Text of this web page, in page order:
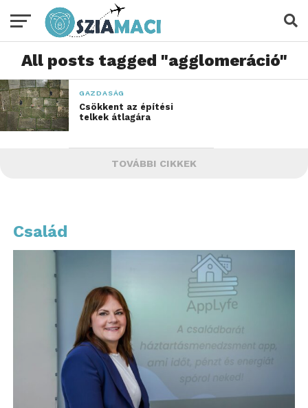
All posts tagged "agglomeráció"
GAZDASÁG
Csökkent az építési
telkek átlagára
TOVÁBBI CIKKEK
Család